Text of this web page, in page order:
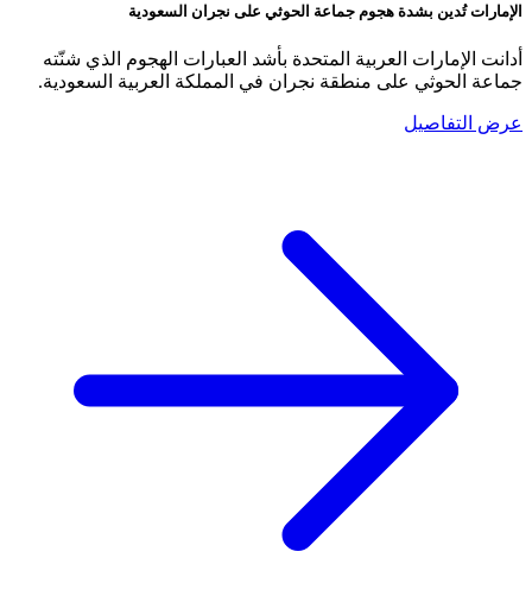
الإمارات تُدين بشدة هجوم جماعة الحوثي على نجران السعودية
أدانت الإمارات العربية المتحدة بأشد العبارات الهجوم الذي شنّته
جماعة الحوثي على منطقة نجران في المملكة العربية السعودية.
عرض التفاصيل